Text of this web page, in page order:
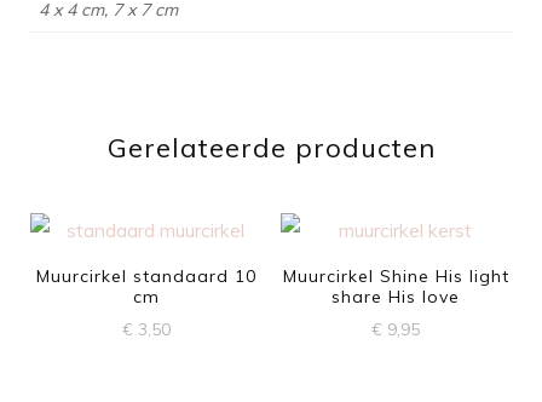
4 x 4 cm, 7 x 7 cm
Gerelateerde producten
Muurcirkel standaard 10
cm
€ 3,50
Muurcirkel Shine His light
share His love
€ 9,95